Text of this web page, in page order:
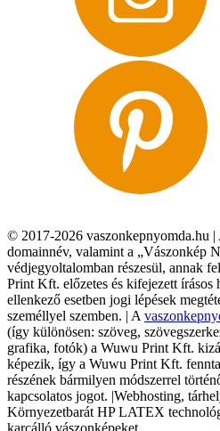
© 2017-2026 vaszonkepnyomda.hu |
domainnév, valamint a „Vászonkép
védjegyoltalomban részesül, annak
Print Kft. előzetes és kifejezett írásos
ellenkező esetben jogi lépések
személlyel szemben. | A
(így különösen: szöveg,
grafika, fotók) a Wuwu Print Kft.
képezik, így a Wuwu Print Kft.
részének bármilyen módszerrel
kapcsolatos jogot. |Webhosting,
Környezetbarát HP LATEX